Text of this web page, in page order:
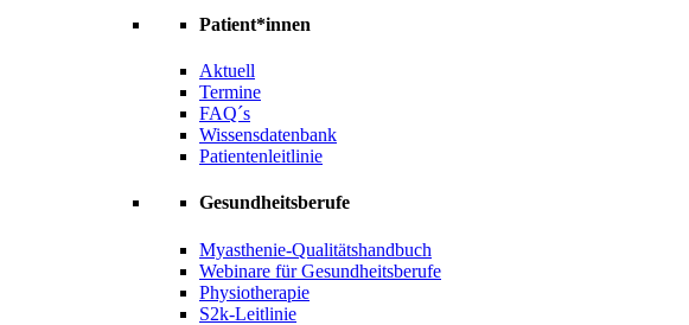
Patient*innen
Aktuell
Termine
FAQ´s
Wissensdatenbank
Patientenleitlinie
Gesundheitsberufe
Myasthenie-Qualitätshandbuch
Webinare für Gesundheitsberufe
Physiotherapie
S2k-Leitlinie